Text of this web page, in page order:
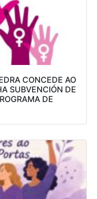
CONCEDE AO
SUBVENCIÓN DE
DE